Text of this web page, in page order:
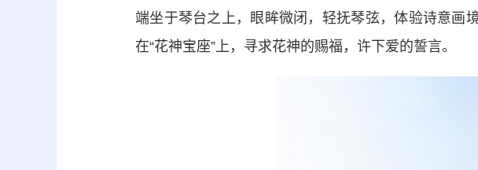
端坐于琴台之上，眼眸微闭，轻抚琴弦，体验诗意画
在“花神宝座”上，寻求花神的赐福，许下爱的誓言。